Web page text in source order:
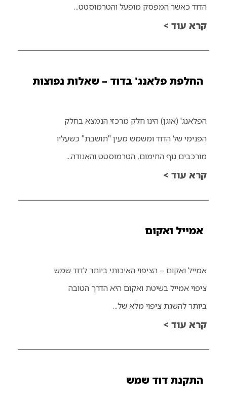
הדוד כאשר המפסק מופעל והטרמוסטט...
קרא עוד >
החלפת פלאנג' בדוד – שאלות נפוצות
הפלאנג' (אוגן) הינו חלק מרכזי הנמצא בחלק
הפנימי של הדוד ומשמש מעין "תושבת" כשעליו
מורכבים גוף החימום, הטרמוסטט והאנודה...
קרא עוד >
אמייל ואקום
אמייל ואקום – הציפוי האיכותי ביותר לדוד שמש
ציפוי אמייל בשיטת ואקום היא הדרך הטובה
ביותר להשגת ציפוי מלא של...
קרא עוד >
התקנת דוד שמש